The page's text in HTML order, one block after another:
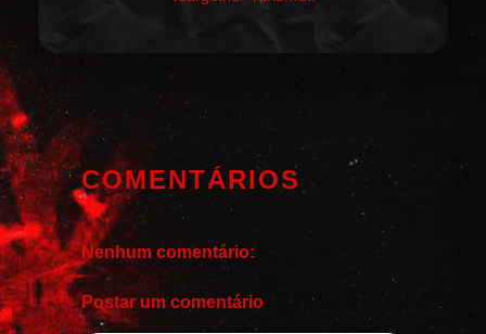
COMENTÁRIOS
Nenhum comentário:
Postar um comentário